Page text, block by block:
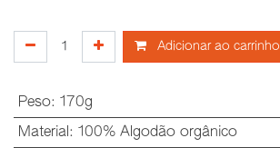
Adicionar ao carrinho
Peso: 170g
Material: 100% Algodão orgânico